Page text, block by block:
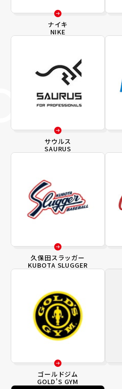
ナイキ
NIKE
サウルス
SAURUS
久保田スラッガー
KUBOTA SLUGGER
ゴールドジム
GOLD’S GYM